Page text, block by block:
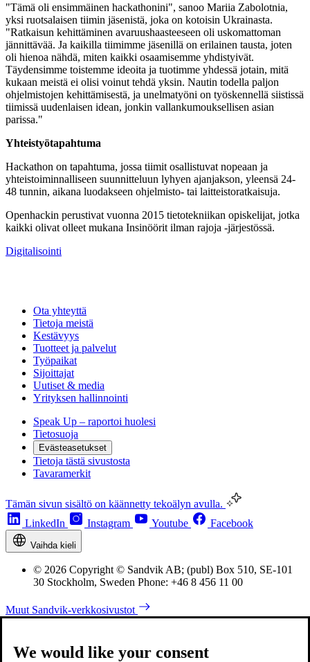
"Tämä oli ensimmäinen hackathonini", sanoo Mariia Zabolotnia,
yksi ruotsalaisen tiimin jäsenistä, joka on kotoisin Ukrainasta.
"Ratkaisun kehittäminen avaruushaasteeseen oli uskomattoman
jännittävää. Ja kaikilla tiimimme jäsenillä on erilainen tausta, joten
oli hienoa nähdä, miten kaikki osaamisemme yhdistyivät.
Täydensimme toistemme ideoita ja tuotimme yhdessä jotain, mitä
kukaan meistä ei olisi voinut tehdä yksin. Nautin todella paljon
ohjelmistojen kehittämisestä, ja unelmatyöni on työskennellä siistissä
tiimissä uudenlaisen idean, jonkin vallankumouksellisen asian
parissa."
Yhteistyötapahtuma
Hackathon on tapahtuma, jossa tiimit osallistuvat nopeaan ja
yhteistoiminnalliseen suunnitteluun lyhyen ajanjakson, yleensä 24-
48 tunnin, aikana luodakseen ohjelmisto- tai laitteistoratkaisuja.
Openhackin perustivat vuonna 2015 tietotekniikan opiskelijat, jotka
kaikki olivat olleet mukana Insinöörit ilman rajoja -järjestössä.
Digitalisointi
Ota yhteyttä
Tietoja meistä
Kestävyys
Tuotteet ja palvelut
Työpaikat
Sijoittajat
Uutiset & media
Yrityksen hallinnointi
Speak Up – raportoi huolesi
Tietosuoja
Evästeasetukset
Tietoja tästä sivustosta
Tavaramerkit
Tämän sivun sisältö on käännetty tekoälyn avulla.
LinkedIn
Instagram Youtube Facebook
Vaihda kieli
© 2026 Copyright © Sandvik AB; (publ) Box 510, SE-101
30 Stockholm, Sweden Phone: +46 8 456 11 00
Muut Sandvik-verkkosivustot
We would like your consent